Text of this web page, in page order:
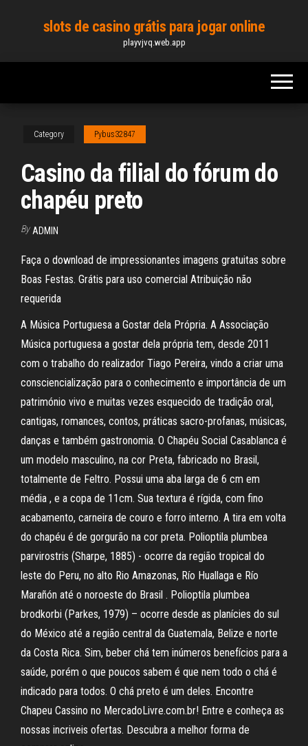
content
slots de casino grátis para jogar online
playvjvq.web.app
Category Pybus32847
Casino da filial do fórum do
chapéu preto
By ADMIN
Faça o download de impressionantes imagens gratuitas sobre
Boas Festas. Grátis para uso comercial Atribuição não
requerida
A Música Portuguesa a Gostar dela Própria. A Associação
Música portuguesa a gostar dela própria tem, desde 2011
com o trabalho do realizador Tiago Pereira, vindo a criar uma
consciencialização para o conhecimento e importância de um
património vivo e muitas vezes esquecido de tradição oral,
cantigas, romances, contos, práticas sacro-profanas, músicas,
danças e também gastronomia. O Chapéu Social Casablanca é
um modelo masculino, na cor Preta, fabricado no Brasil,
totalmente de Feltro. Possui uma aba larga de 6 cm em
média , e a copa de 11cm. Sua textura é rígida, com fino
acabamento, carneira de couro e forro interno. A tira em volta
do chapéu é de gorgurão na cor preta. Polioptila plumbea
parvirostris (Sharpe, 1885) - ocorre da região tropical do
leste do Peru, no alto Rio Amazonas, Río Huallaga e Río
Marañón até o noroeste do Brasil . Polioptila plumbea
brodkorbi (Parkes, 1979) – ocorre desde as planícies do sul
do México até a região central da Guatemala, Belize e norte
da Costa Rica. Sim, beber chá tem inúmeros benefícios para a
saúde, porém o que poucos sabem é que nem todo o chá é
indicado para todos. O chá preto é um deles. Encontre
Chapeu Cassino no MercadoLivre.com.br! Entre e conheça as
nossas incriveis ofertas. Descubra a melhor forma de